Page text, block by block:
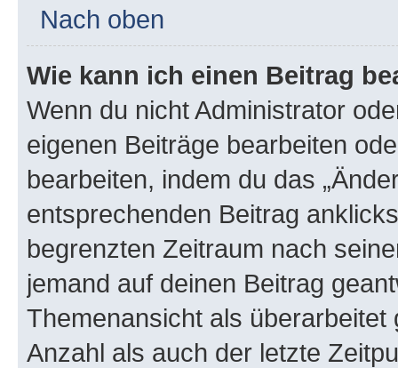
Nach oben
Wie kann ich einen Beitrag
Wenn du nicht Administrator
eigenen Beiträge bearbeiten
bearbeiten, indem du das
entsprechenden Beitrag
begrenzten Zeitraum nach
jemand auf deinen Beitrag
Themenansicht als
Anzahl als auch der letzte